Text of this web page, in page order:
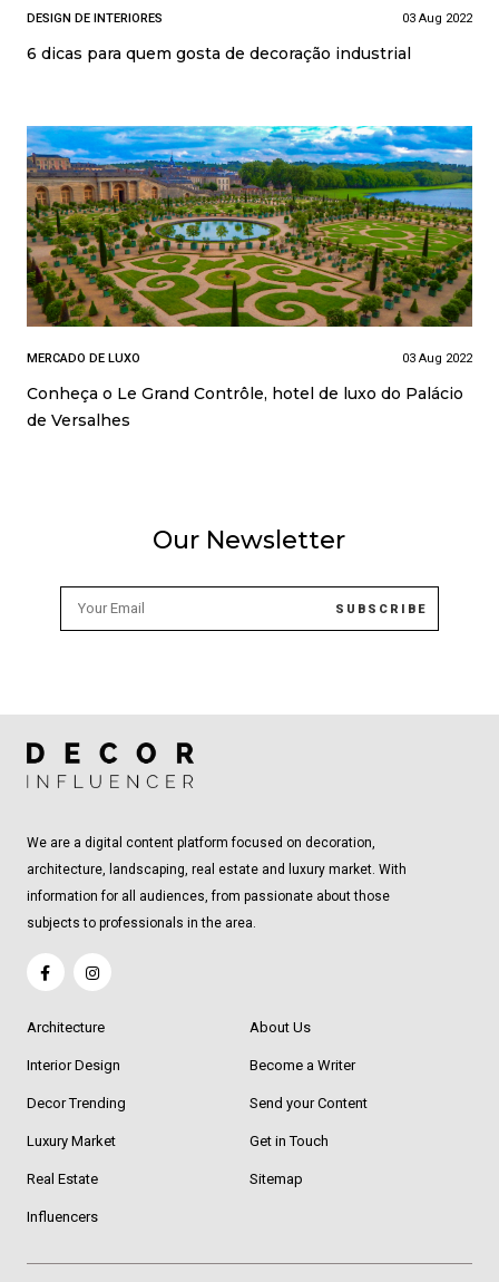
DESIGN DE INTERIORES 03 Aug 2022
6 dicas para quem gosta de decoração industrial
MERCADO DE LUXO 03 Aug 2022
Conheça o Le Grand Contrôle, hotel de luxo do Palácio
de Versalhes
Our Newsletter
We are a digital content platform focused on decoration,
architecture, landscaping, real estate and luxury market. With
information for all audiences, from passionate about those
subjects to professionals in the area.
Architecture
Interior Design
Decor Trending
Luxury Market
Real Estate
Influencers
About Us
Become a Writer
Send your Content
Get in Touch
Sitemap